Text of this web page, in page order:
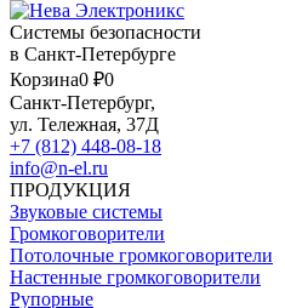
Системы безопасности
в Санкт-Петербурге
Корзина0 ₽0
Санкт-Петербург,
ул. Тележная, 37Д
+7 (812) 448-08-18
info@n-el.ru
ПРОДУКЦИЯ
Звуковые системы
Громкоговорители
Потолочные громкоговорители
Настенные громкоговорители
Рупорные